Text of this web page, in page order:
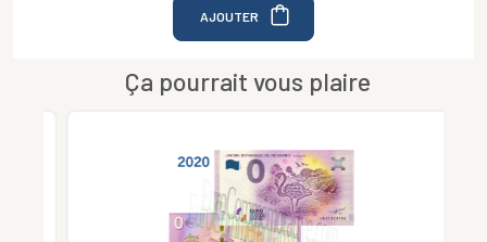
AJOUTER
Ça pourrait vous plaire